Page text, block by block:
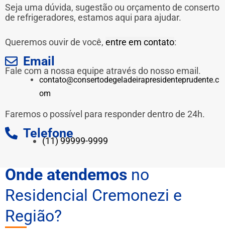
Seja uma dúvida, sugestão ou orçamento de conserto
de refrigeradores, estamos aqui para ajudar.
Queremos ouvir de você, entre em contato:
Email
Fale com a nossa equipe através do nosso email.
contato@consertodegeladeirapresidenteprudente.c
om
Faremos o possível para responder dentro de 24h.
Telefone
(11) 99999-9999
Onde atendemos no
Residencial Cremonezi e
Região?